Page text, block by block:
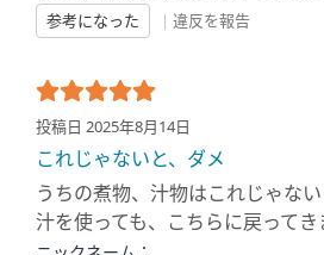
参考になった
| 違反を報告
投稿日 2025年8月14日
これじゃないと、ダメ
うちの煮物、汁物はこれじゃな
汁を使っても、こちらに戻ってき